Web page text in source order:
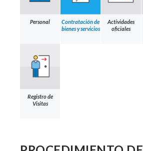
Personal
Contratación de
bienes y servicios
Actividades
oficiales
Registro de
Visitas